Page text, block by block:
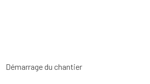
Démarrage du chantier